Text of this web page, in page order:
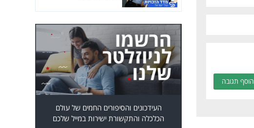
הוסף תגובה
העידכונים והסיפורים החמים של עולם
הכלכלה והתקשורת ישירות במייל שלכם